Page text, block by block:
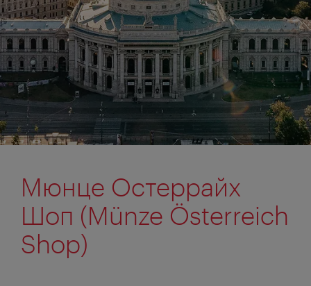
Мюнце Остеррайх
Шоп (Münze Österreich
Shop)